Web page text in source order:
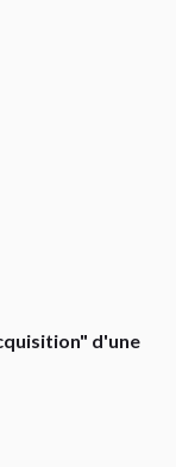
d'une